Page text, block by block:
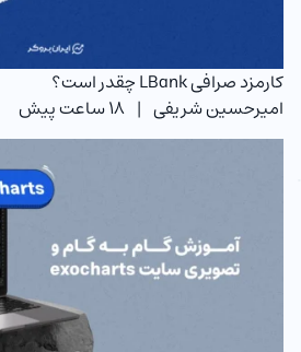
کارمزد صرافی LBank چقدر است؟
امیرحسین شریفی | 18 ساعت پیش